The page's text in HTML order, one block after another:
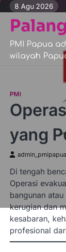
Skip
content
8 Agu 2026
PMI Papua
wilayah
PMI
yang
admin_pmipapua
Di tengah
Operasi
bangunan
kerugian dan
kesabaran,
profesional